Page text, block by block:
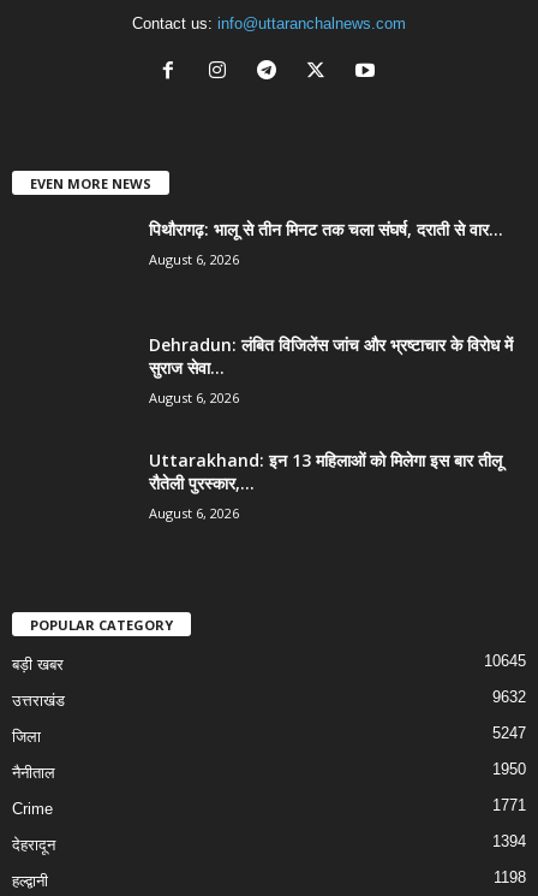
Contact us: info@uttaranchalnews.com
EVEN MORE NEWS
पिथौरागढ़: भालू से तीन मिनट तक चला संघर्ष, दराती से वार...
August 6, 2026
Dehradun: लंबित विजिलेंस जांच और भ्रष्टाचार के विरोध में
सुराज सेवा...
August 6, 2026
Uttarakhand: इन 13 महिलाओं को मिलेगा इस बार तीलू
रौतेली पुरस्कार,...
August 6, 2026
POPULAR CATEGORY
बड़ी खबर 10645
उत्तराखंड 9632
जिला 5247
नैनीताल 1950
Crime 1771
देहरादून 1394
हल्द्वानी 1198